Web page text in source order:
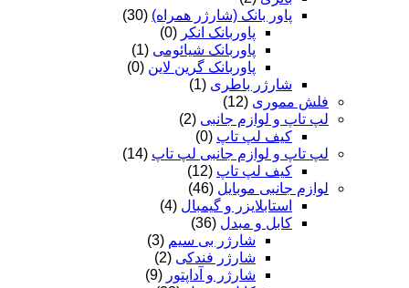
پاور بانک (شارژر همراه) (30)
پاوربانک انکر (0)
پاوربانک شیائومی (1)
پاوربانک گرین لاین (0)
شارژر باطری (1)
فلش مموری (12)
لپ تاپ و لوازم جانبی (2)
کیف لپ تاپ (0)
لپ تاپ و لوازم جانبی لپ تاپ (14)
کیف لپ تاپ (12)
لوازم جانبی موبایل (46)
استابلایزر و گیمبال (4)
کابل و مبدل (36)
شارژر بی سیم (3)
شارژر فندکی (2)
شارژر و آداپتور (9)